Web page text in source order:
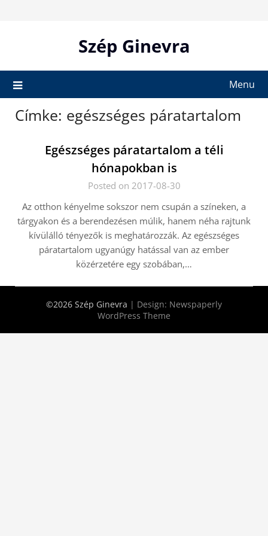
Szép Ginevra
Menu
Címke: egészséges páratartalom
Egészséges páratartalom a téli
hónapokban is
Posted on 2017-08-30
Az otthon kényelme sokszor nem csupán a színeken, a
tárgyakon és a berendezésen múlik, hanem néha rajtunk
kívülálló tényezők is meghatározzák. Az egészséges
páratartalom ugyanúgy hatással van az ember
közérzetére egy szobában,…
©2026 Szép Ginevra | Design: Newspaperly
WordPress Theme